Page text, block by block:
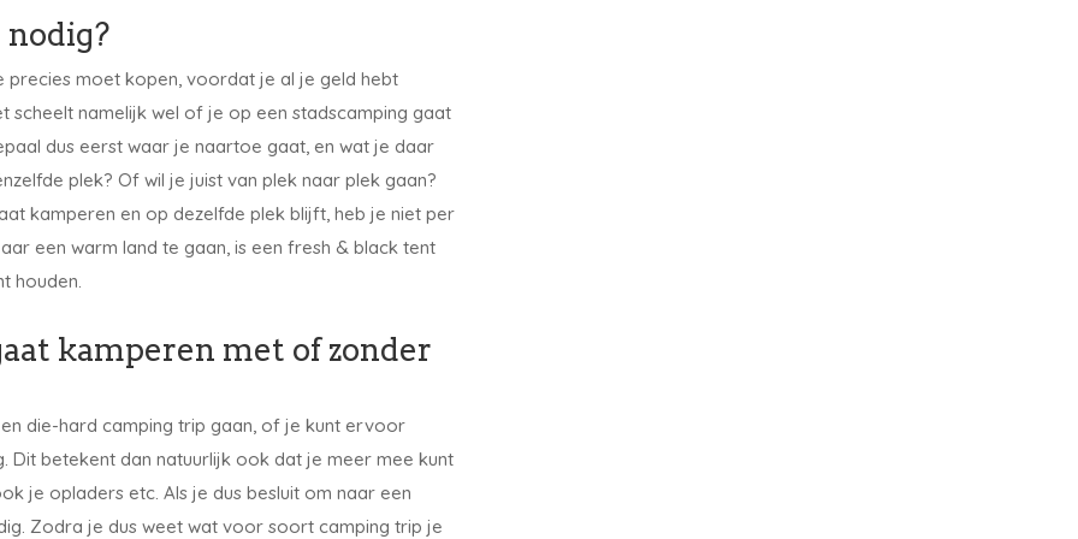
precies moet kopen, voordat je al je geld hebt
scheelt namelijk wel of je op een stadscamping gaat
dus eerst waar je naartoe gaat, en wat je daar
plek? Of wil je juist van plek naar plek gaan?
kamperen en op dezelfde plek blijft, heb je niet per
een warm land te gaan, is een fresh & black tent
houden.
kamperen met of zonder
die-hard camping trip gaan, of je kunt ervoor
Dit betekent dan natuurlijk ook dat je meer mee kunt
je opladers etc. Als je dus besluit om naar een
Zodra je dus weet wat voor soort camping trip je